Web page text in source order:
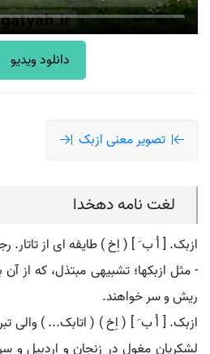
دانلود ویدیو
تصویر معنی ازبک
لغت نامه دهخدا
ازبک. [ اُ ب َ ] ( اِخ ) طایفه ای از تاتار.
- مثل ازبکها؛ تشبیهی مبتذل، که از
ریش و سر خواهند.
ازبک. [ اُ ب َ ] ( اِخ ) ( اتابک... ) والی
لشکریان مغول در زنجان و اردبیل و